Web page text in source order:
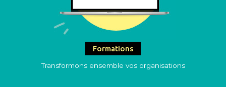
Formations
Transformons ensemble vos organisations